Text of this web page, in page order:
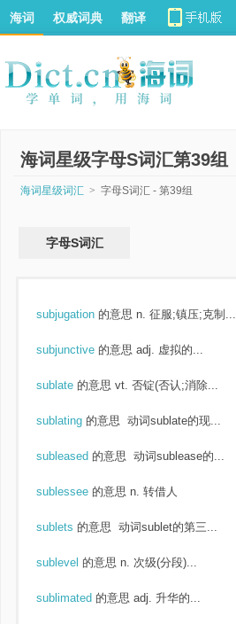
海词 权威词典 翻译
海词星级字母S词汇第39组
海词星级词汇 > 字母S词汇 - 第39组
字母S词汇
subjugation 的意思 n. 征服;镇压;克制...
subjunctive 的意思 adj. 虚拟的...
sublate 的意思 vt. 否锭(否认;消除...
sublating 的意思 动词sublate的现...
subleased 的意思 动词sublease的...
sublessee 的意思 n. 转借人
sublets 的意思 动词sublet的第三...
sublevel 的意思 n. 次级(分段)...
sublimated 的意思 adj. 升华的...